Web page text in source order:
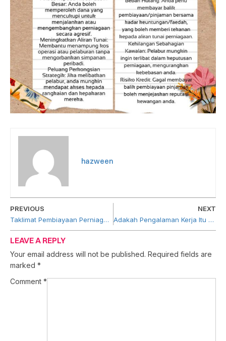
hazween
PREVIOUS
Taklimat Pembiayaan Perniagaan di bawah WENA dan IPA
NEXT
Adakah Pengalaman Kerja Itu Penting Dalam Pemilihan Pekerja?
LEAVE A REPLY
Your email address will not be published. Required fields are
marked *
Comment *